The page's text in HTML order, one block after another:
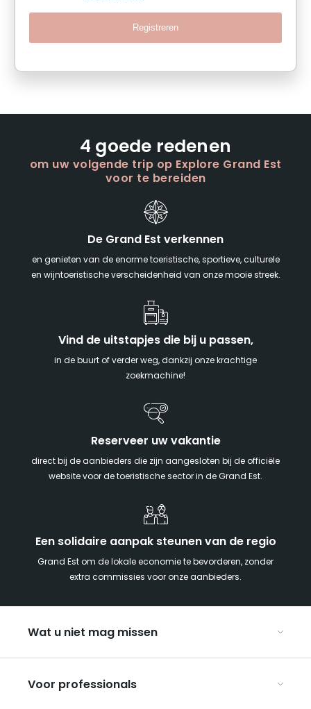
Registreren
4 goede redenen
om uw volgende trip op Explore Grand Est
voor te bereiden
De Grand Est verkennen
en genieten van de enorme toeristische, sportieve, culturele
en wijntoeristische verscheidenheid van onze mooie streek.
Vind de uitstapjes die bij u passen,
in de buurt of verder weg, dankzij onze krachtige
zoekmachine!
Reserveer uw vakantie
direct bij de aanbieders die zijn aangesloten bij de officiële
website voor de toeristische sector in de Grand Est.
Een solidaire aanpak steunen van de regio
Grand Est om de lokale economie te bevorderen, zonder
extra commissies voor onze aanbieders.
Wat u niet mag missen
Met z’n tweeën
Voor professionals